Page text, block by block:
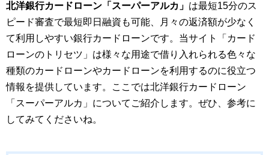
北洋銀行カードローン「スーパーアルカ」 は最短15分のス
ピード審査で最短即日融資も可能、月々の返済額が少なく
て利用しやすい銀行カードローンです。当サイト「カード
ローンのトリセツ」は様々な用途で借り入れられる色々な
種類のカードローンやカードローンを利用するのに役立つ
情報を提供しています。ここでは北洋銀行カードローン
「スーパーアルカ」についてご紹介します。ぜひ、参考に
してみてくださいね。